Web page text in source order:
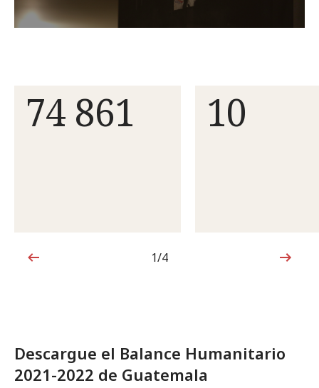
74 861 10
1de4
1/4
Descargue el Balance Humanitario
2021-2022 de Guatemala